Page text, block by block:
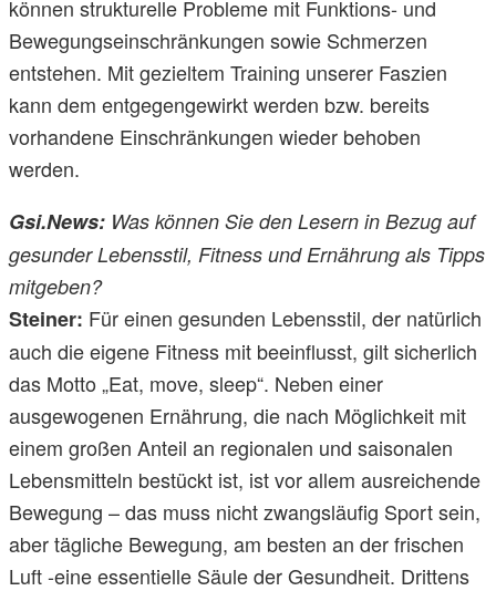
können strukturelle Probleme mit Funktions- und
Bewegungseinschränkungen sowie Schmerzen
entstehen. Mit gezieltem Training unserer Faszien
kann dem entgegengewirkt werden bzw. bereits
vorhandene Einschränkungen wieder behoben
werden.
Gsi.News: Was können Sie den Lesern in Bezug auf
gesunder Lebensstil, Fitness und Ernährung als Tipps
mitgeben?
Steiner: Für einen gesunden Lebensstil, der natürlich
auch die eigene Fitness mit beeinflusst, gilt sicherlich
das Motto „Eat, move, sleep“. Neben einer
ausgewogenen Ernährung, die nach Möglichkeit mit
einem großen Anteil an regionalen und saisonalen
Lebensmitteln bestückt ist, ist vor allem ausreichende
Bewegung – das muss nicht zwangsläufig Sport sein,
aber tägliche Bewegung, am besten an der frischen
Luft -eine essentielle Säule der Gesundheit. Drittens